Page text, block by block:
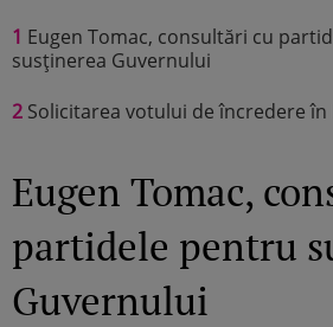
1 Eugen Tomac, consultări cu
susținerea Guvernului
2 Solicitarea votului de încredere
Eugen Tomac,
partidele pentru
Guvernului